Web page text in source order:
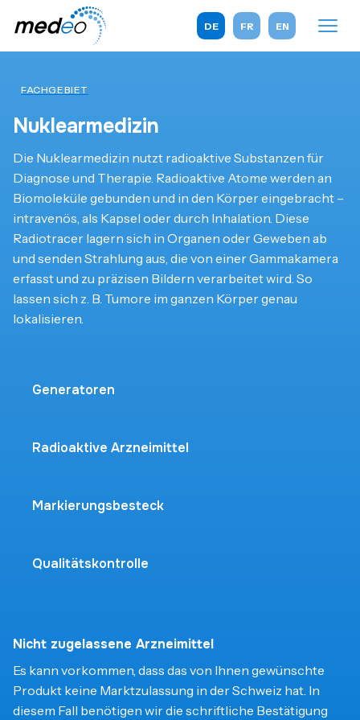
DE FR EN
FACHGEBIET
Nuklearmedizin
Die Nuklearmedizin nutzt radioaktive Substanzen für
Diagnose und Therapie. Radioaktive Atome werden an
Biomoleküle gebunden und in den Körper eingebracht –
intravenös, als Kapsel oder durch Inhalation. Diese
Radiotracer lagern sich in Organen oder Geweben ab
und senden Strahlung aus, die von einer Gammakamera
erfasst und zu präzisen Bildern verarbeitet wird. So
lassen sich z. B. Tumore im ganzen Körper genau
lokalisieren.
Generatoren
Radioaktive Arzneimittel
Markierungsbesteck
Qualitätskontrolle
Nicht zugelassene Arzneimittel
Es kann vorkommen, dass das von Ihnen gewünschte
Produkt keine Marktzulassung in der Schweiz hat. In
diesem Fall benötigen wir die schriftliche Bestätigung